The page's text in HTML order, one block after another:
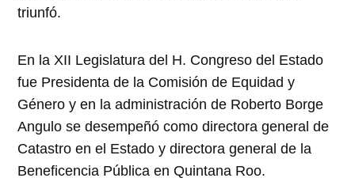
triunfó.
En la XII Legislatura del H. Congreso del Estado
fue Presidenta de la Comisión de Equidad y
Género y en la administración de Roberto Borge
Angulo se desempeñó como directora general de
Catastro en el Estado y directora general de la
Beneficencia Pública en Quintana Roo.